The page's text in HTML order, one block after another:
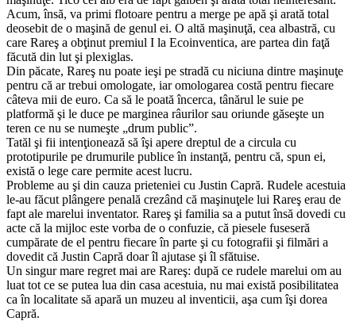
Acum, însă, va primi flotoare pentru a merge pe apă şi arată total
deosebit de o maşină de genul ei. O altă maşinuţă, cea albastră, cu
care Rareş a obţinut premiul I la Ecoinventica, are partea din faţă
făcută din lut şi plexiglas.
Din păcate, Rareş nu poate ieşi pe stradă cu niciuna dintre maşinuţe
pentru că ar trebui omologate, iar omologarea costă pentru fiecare
câteva mii de euro. Ca să le poată încerca, tânărul le suie pe
platformă şi le duce pe marginea râurilor sau oriunde găseşte un
teren ce nu se numeşte „drum public”.
Tatăl şi fii intenţionează să îşi apere dreptul de a circula cu
prototipurile pe drumurile publice în instanţă, pentru că, spun ei,
există o lege care permite acest lucru.
Probleme au şi din cauza prieteniei cu Justin Capră. Rudele acestuia
le-au făcut plângere penală crezând că maşinuţele lui Rareş erau de
fapt ale marelui inventator. Rareş şi familia sa a putut însă dovedi cu
acte că la mijloc este vorba de o confuzie, că piesele fuseseră
cumpărate de el pentru fiecare în parte şi cu fotografii şi filmări a
dovedit că Justin Capră doar îl ajutase şi îl sfătuise.
Un singur mare regret mai are Rareş: după ce rudele marelui om au
luat tot ce se putea lua din casa acestuia, nu mai există posibilitatea
ca în localitate să apară un muzeu al inventicii, aşa cum îşi dorea
Capră.